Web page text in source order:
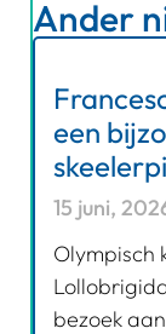
Ander
een
15 juni,
Olympisch
bezoek